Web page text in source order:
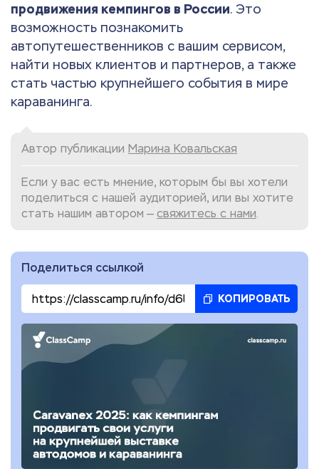
продвижения кемпингов в России. Это
возможность познакомить
автопутешественников с вашим сервисом,
найти новых клиентов и партнеров, а также
стать частью крупнейшего события в мире
караванинга.
Автор публикации Марина Ковальская
Если у вас есть мнение, которым бы вы хотели
поделиться с нашей аудиторией, или вы хотите
стать нашим автором —свяжитесь с нами.
Поделиться ссылкой
КОПИРОВАТЬ